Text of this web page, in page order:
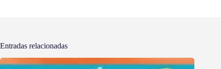
Entradas relacionadas